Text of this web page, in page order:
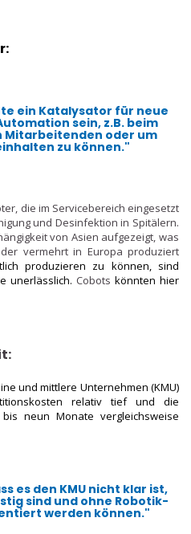
:
ein Katalysator für neue
sein, z.B. beim
Mitarbeitenden oder um
zu können."
die im Servicebereich eingesetzt
und Desinfektion in Spitälern.
von Asien aufgezeigt, was
vermehrt in Europa produziert
produzieren zu können, sind
unerlässlich. Cobots könnten hier
:
und mittlere Unternehmen (KMU)
relativ tief und die
neun Monate vergleichsweise
es den KMU nicht klar ist,
sind und ohne Robotik-
werden können."